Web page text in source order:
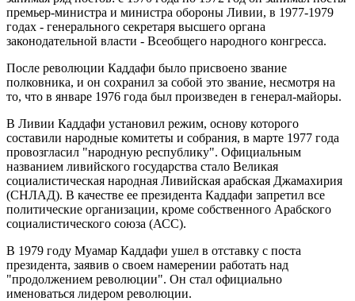
премьер-министра и министра обороны Ливии, в 1977-1979
годах - генерального секретаря высшего органа
законодательной власти - Всеобщего народного конгресса.
После революции Каддафи было присвоено звание
полковника, и он сохранил за собой это звание, несмотря на
то, что в январе 1976 года был произведен в генерал-майоры.
В Ливии Каддафи установил режим, основу которого
составили народные комитеты и собрания, в марте 1977 года
провозгласил "народную республику". Официальным
названием ливийского государства стало Великая
социалистическая народная Ливийская арабская Джамахирия
(СНЛАД). В качестве ее президента Каддафи запретил все
политические организации, кроме собственного Арабского
социалистического союза (АСС).
В 1979 году Муамар Каддафи ушел в отставку с поста
президента, заявив о своем намерении работать над
"продолжением революции". Он стал официально
именоваться лидером революции.